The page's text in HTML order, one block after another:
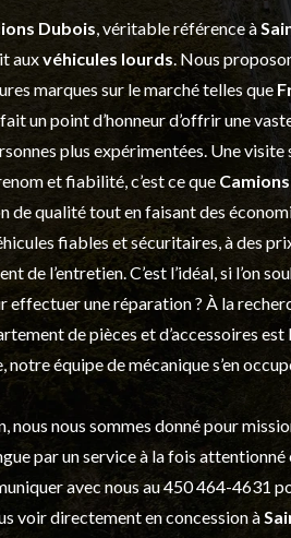
Dubois, véritable référence à
auxvéhicules lourds. Nous
marques sur le marché telles que
un point d’honneur d’offrir une
plus expérimentées. Une
et fiabilité, c’est ce que
de qualité tout en faisant des
fiables et sécuritaires, à des
de l’entretien. C’est l’idéal, si l’on
effectuer une réparation ? À la
depièces et d’accessoires est
équipe de mécanique s’en
nous nous sommes donné pour
par un service à la fois
avec nous au450 464-4631
voir directement en concession à